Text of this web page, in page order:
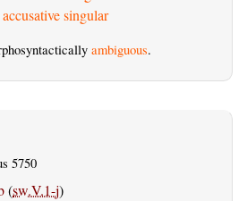
singular
ambiguous.
5750
(sw.V.1-j)